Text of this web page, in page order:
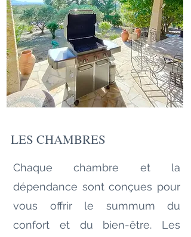
LES CHAMBRES
Chaque chambre et la
dépendance sont conçues pour
vous offrir le summum du
confort et du bien-être. Les